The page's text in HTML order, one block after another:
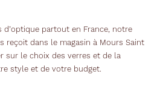
partout en France, notre
reçoit dans le magasin à Mours Saint
sur le choix des verres et de la
style et de votre budget.